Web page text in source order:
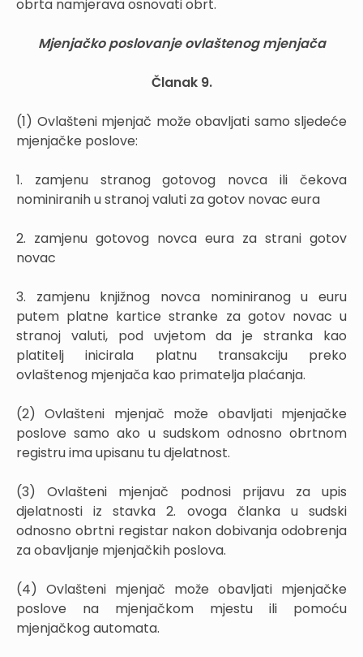
obrta namjerava osnovati obrt.
Mjenjačko poslovanje ovlaštenog mjenjača
Članak 9.
(1) Ovlašteni mjenjač može obavljati samo sljedeće
mjenjačke poslove:
1. zamjenu stranog gotovog novca ili čekova
nominiranih u stranoj valuti za gotov novac eura
2. zamjenu gotovog novca eura za strani gotov
novac
3. zamjenu knjižnog novca nominiranog u euru
putem platne kartice stranke za gotov novac u
stranoj valuti, pod uvjetom da je stranka kao
platitelj inicirala platnu transakciju preko
ovlaštenog mjenjača kao primatelja plaćanja.
(2) Ovlašteni mjenjač može obavljati mjenjačke
poslove samo ako u sudskom odnosno obrtnom
registru ima upisanu tu djelatnost.
(3) Ovlašteni mjenjač podnosi prijavu za upis
djelatnosti iz stavka 2. ovoga članka u sudski
odnosno obrtni registar nakon dobivanja odobrenja
za obavljanje mjenjačkih poslova.
(4) Ovlašteni mjenjač može obavljati mjenjačke
poslove na mjenjačkom mjestu ili pomoću
mjenjačkog automata.